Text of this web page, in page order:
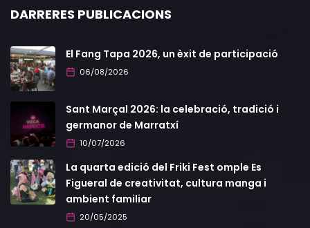
DARRERES PUBLICACIONS
El Fang Tapa 2026, un èxit de participació
06/08/2026
Sant Marçal 2026: la celebració, tradició i
germanor de Marratxí
10/07/2026
La quarta edició del Friki Fest omple Es
Figueral de creativitat, cultura manga i
ambient familiar
20/05/2025